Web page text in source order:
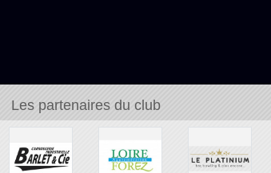
Les partenaires du club